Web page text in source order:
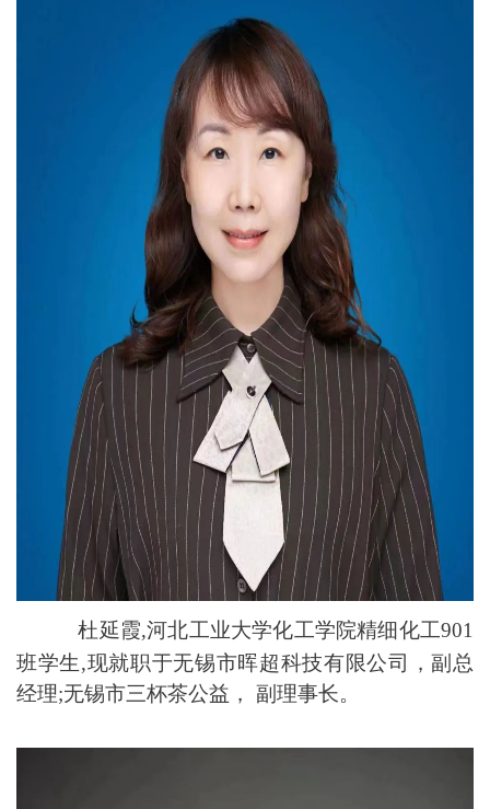
杜延霞,河北工业大学化工学院精细化工901
班学生,现就职于无锡市晖超科技有限公司，副总
经理;无锡市三杯茶公益， 副理事长。